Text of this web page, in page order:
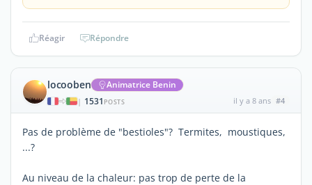
Réagir Répondre
locooben Animatrice Benin
| 1531 POSTS il y a 8 ans #4
Pas de problème de "bestioles"? Termites, moustiques,
...?
Au niveau de la chaleur: pas trop de perte de la